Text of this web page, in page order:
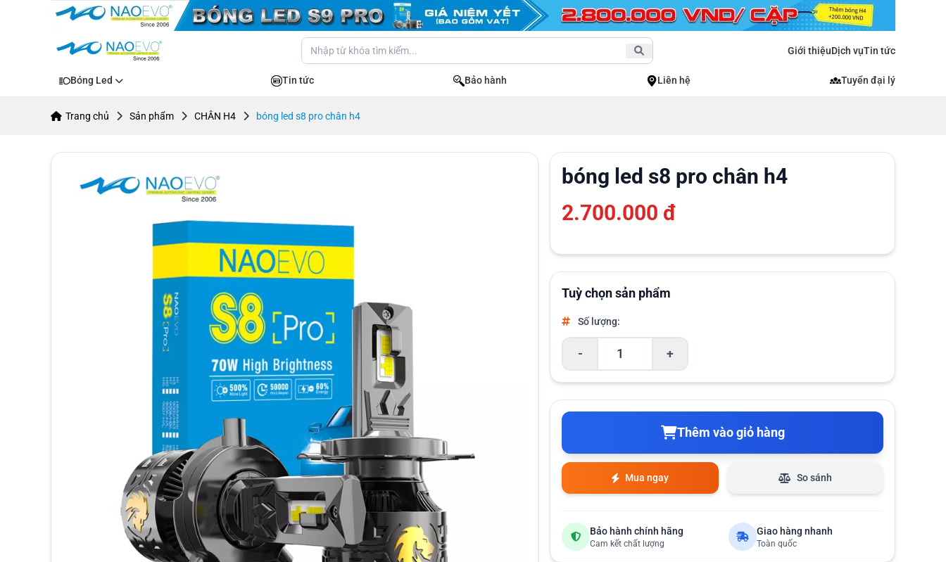
Giới thiệuDịch vụTin tức
Bóng Led Tin tức Bảo hành Liên hệ Tuyển đại lý
Trang chủ Sản phẩm CHÂN H4 bóng led s8 pro chân h4
bóng led s8 pro chân h4
2.700.000 đ
Tuỳ chọn sản phẩm
Số lượng:
- +
Thêm vào giỏ hàng
Mua ngay So sánh
Bảo hành chính hãng
Cam kết chất lượng
Giao hàng nhanh
Toàn quốc